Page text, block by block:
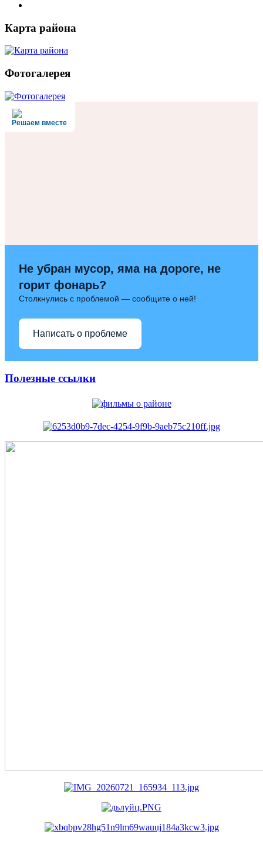
Карта района
Фотогалерея
Решаем вместе
Не убран мусор, яма на дороге, не
горит фонарь?
Столкнулись с проблемой — сообщите о ней!
Написать о проблеме
Полезные ссылки